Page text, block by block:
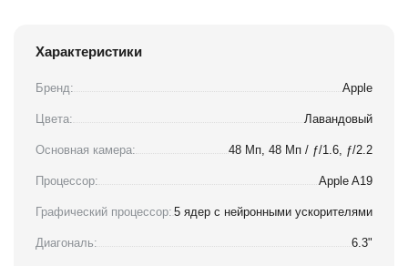
Характеристики
Бренд: Apple
Цвета: Лавандовый
Основная камера: 48 Мп, 48 Мп / ƒ/1.6, ƒ/2.2
Процессор: Apple A19
Графический процессор: 5 ядер с нейронными ускорителями
Диагональ: 6.3"